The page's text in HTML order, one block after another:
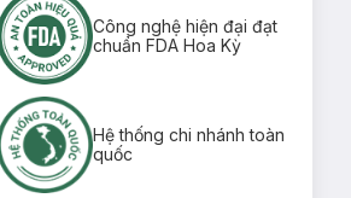
Công nghệ hiện đại đạt
chuẩn FDA Hoa Kỳ
Hệ thống chi nhánh toàn
quốc